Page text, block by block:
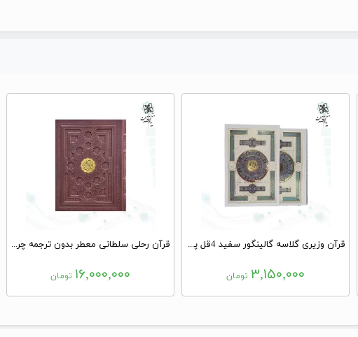
قرآن وزیری گلاسه گالینگور سفید 4قل پلاکدار قابدار کشویی
۳,۱۵۰,۰۰۰ تومان
قرآن رحلی سلطانی معطر بدون ترجمه چرم جعبه دار برجسته نفیس
۱۶,۰۰۰,۰۰۰ تومان